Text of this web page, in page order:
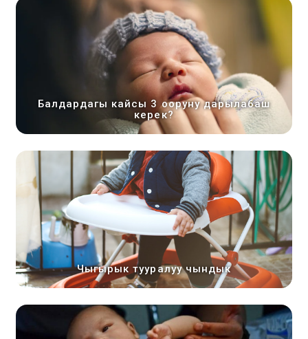
Балдардагы кайсы 3 ооруну дарылабаш
керек?
Чыгырык тууралуу чындык